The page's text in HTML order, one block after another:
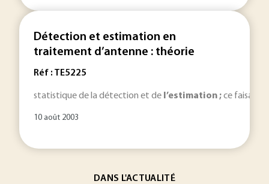
Détection et estimation en
traitement d’antenne : théorie
Réf : TE5225
statistique de la détection et de l’estimation ;ce faisant,
10 août 2003
DANS L'ACTUALITÉ